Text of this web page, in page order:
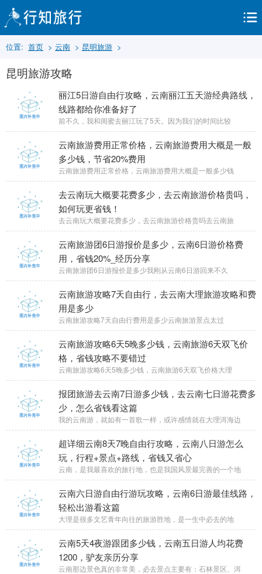
位置: 首页 > 云南 > 昆明旅游 >
昆明旅游攻略
丽江5日游自由行攻略，云南丽江五天游经典路线，
线路都给你准备好了
前不久，我和闺蜜去丽江玩了5天。因为我们的时间比较
云南旅游费用正常价格，云南旅游费用大概是一般
多少钱，节省20%费用
云南旅游费用正常价格，云南旅游费用大概是一般多少钱
去云南玩大概要花费多少，去云南旅游价格贵吗，
如何玩更省钱！
去云南玩大概要花费多少，去云南旅游价格贵吗去云南旅
云南旅游团6日游报价是多少，云南6日游价格费
用，省钱20%_经历分享
云南旅游团6日游报价是多少我刚从云南6日游回来不久
云南旅游攻略7天自由行，去云南大理旅游攻略和费
用是多少
云南旅游攻略7天自由行费用是多少云南旅游景点太过
云南旅游攻略6天5晚多少钱，云南旅游6天双飞价
格，省钱攻略不要错过
云南旅游攻略6天5晚多少钱，云南旅游6天双飞价格大理
报团旅游去云南7日游多少钱，去云南七日游花费多
少，怎么省钱看这篇
我的云南游，就如有一首歌一样，或许感情就在大理洱海边
超详细云南8天7晚自由行攻略，云南八日游怎么
玩，行程+景点+路线，省钱又省心
云南，是我最喜欢的旅行地，也是我国风景最完善的一个地
云南六日游自由行游玩攻略，云南6日游最佳线路，
轻松出游看这篇
大理是很多文艺青年向往的旅游胜地，是一生中必去的地
云南5天4夜游跟团多少钱，云南五日游人均花费
1200，驴友亲历分享
云南那边景色真的非常美，必去景点主要有：石林景区、洱